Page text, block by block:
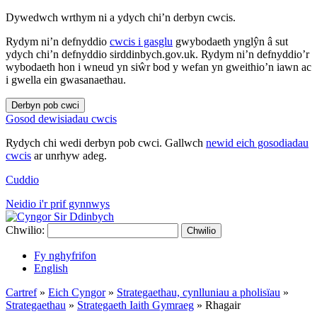
Dywedwch wrthym ni a ydych chi’n derbyn cwcis.
Rydym ni’n defnyddio cwcis i gasglu gwybodaeth ynglŷn â sut
ydych chi’n defnyddio sirddinbych.gov.uk. Rydym ni’n defnyddio’r
wybodaeth hon i wneud yn siŵr bod y wefan yn gweithio’n iawn ac
i gwella ein gwasanaethau.
Derbyn pob cwci
Gosod dewisiadau cwcis
Rydych chi wedi derbyn pob cwci. Gallwch newid eich gosodiadau
cwcis ar unrhyw adeg.
Cuddio
Neidio i'r prif gynnwys
Chwilio: Chwilio
Fy nghyfrifon
English
Cartref» Eich Cyngor» Strategaethau, cynlluniau a pholisïau »
Strategaethau » Strategaeth Iaith Gymraeg » Rhagair